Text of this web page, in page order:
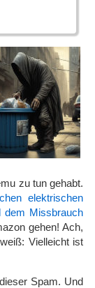
zu tun gehabt.
elektrischen
dem Missbrauch
gehen! Ach,
Vielleicht ist
Spam. Und